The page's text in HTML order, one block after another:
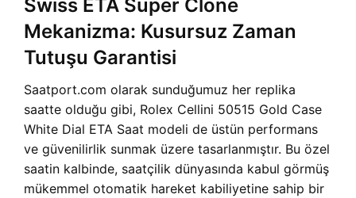
Swiss ETA Super Clone
Mekanizma: Kusursuz Zaman
Tutuşu Garantisi
Saatport.com olarak sunduğumuz her replika
saatte olduğu gibi, Rolex Cellini 50515 Gold Case
White Dial ETA Saat modeli de üstün performans
ve güvenilirlik sunmak üzere tasarlanmıştır. Bu özel
saatin kalbinde, saatçilik dünyasında kabul görmüş
mükemmel otomatik hareket kabiliyetine sahip bir